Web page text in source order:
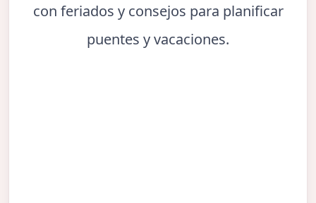
con feriados y consejos para planificar
puentes y vacaciones.